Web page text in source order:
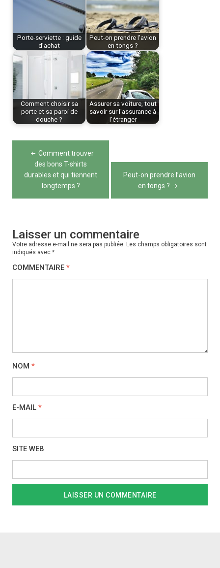
Porte-serviette : guide
d’achat
Peut-on prendre l'avion
en tongs ?
Comment choisir sa
porte et sa paroi de
douche ?
Assurer sa voiture, tout
savoir sur l'assurance à
l'étranger
Navigation
de
l’article
Comment trouver
des bons T-shirts
durables et qui tiennent
longtemps ?
Peut-on prendre l’avion
en tongs ?
Laisser un commentaire
Votre adresse e-mail ne sera pas publiée. Les champs obligatoires sont
indiqués avec *
COMMENTAIRE *
NOM *
E-MAIL *
SITE WEB